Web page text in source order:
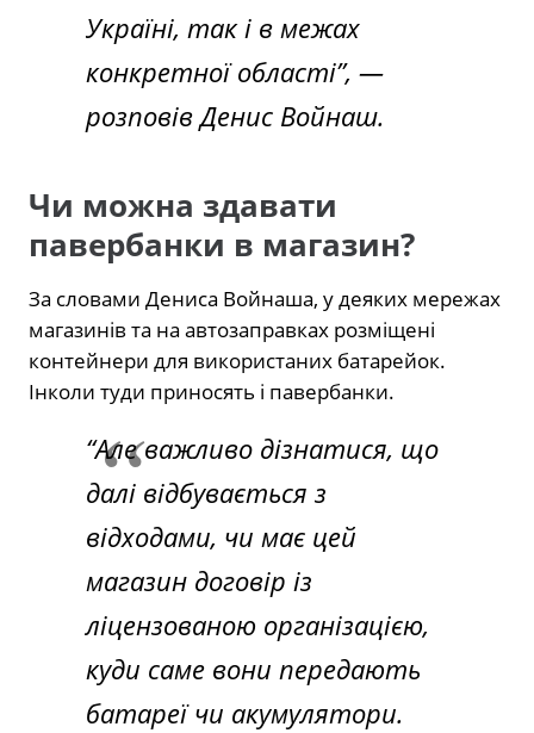
Україні, так і в межах
конкретної області”, —
розповів Денис Войнаш.
Чи можна здавати
павербанки в магазин?
За словами Дениса Войнаша, у деяких мережах
магазинів та на автозаправках розміщені
контейнери для використаних батарейок.
Інколи туди приносять і павербанки.
“Але важливо дізнатися, що
далі відбувається з
відходами, чи має цей
магазин договір із
ліцензованою організацією,
куди саме вони передають
батареї чи акумулятори.